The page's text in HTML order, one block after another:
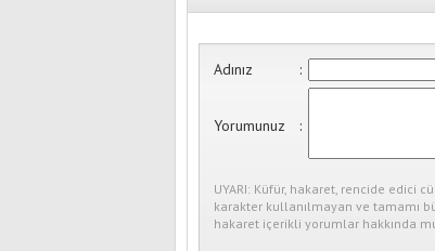
Adınız :
Yorumunuz :
UYARI: Küfür, hakaret, rencide edici
karakter kullanılmayan ve tamamı
hakaret içerikli yorumlar hakkında